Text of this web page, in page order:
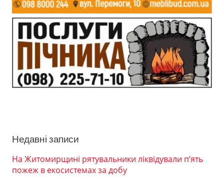
Недавні записи
На Житомирщині рятувальники ліквідували п’ять
пожеж в екосистемах за добу